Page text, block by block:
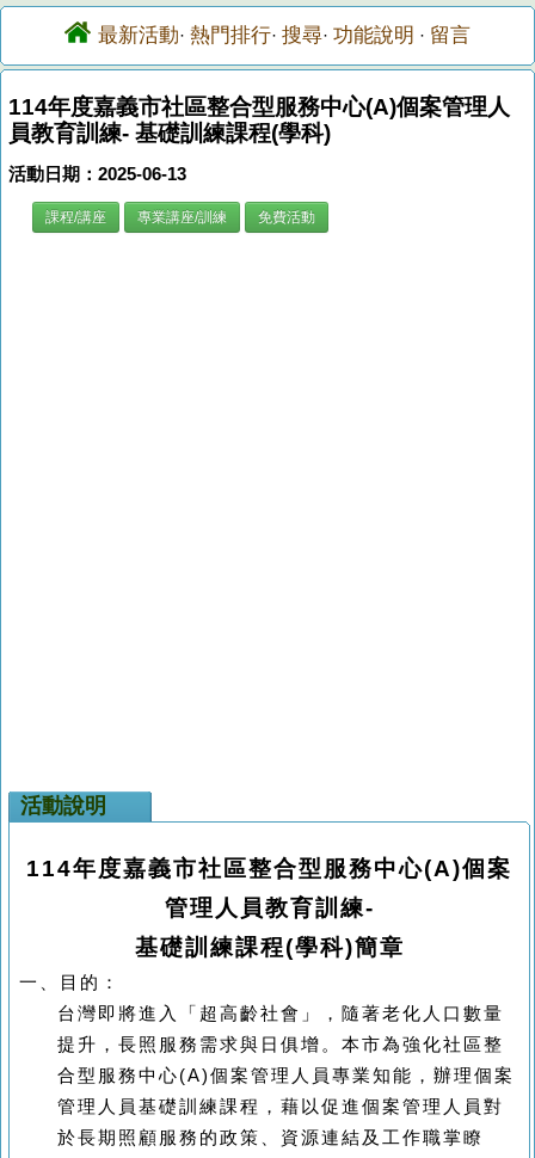
最新活動· 熱門排行· 搜尋· 功能說明 · 留言
114年度嘉義市社區整合型服務中心(A)個案管理人
員教育訓練- 基礎訓練課程(學科)
活動日期：2025-06-13
課程/講座 專業講座/訓練 免費活動
活動說明
114年度嘉義市社區整合型服務中心(A)個案
管理人員教育訓練-
基礎訓練課程(學科)簡章
一、
目的：
台灣即將進入「超高齡社會」，隨著老化人口數量
提升，長照服務需求與日俱增。本市為強化社區整
合型服務中心(A)個案管理人員專業知能，辦理個案
管理人員基礎訓練課程，藉以促進個案管理人員對
於長期照顧服務的政策、資源連結及工作職掌瞭